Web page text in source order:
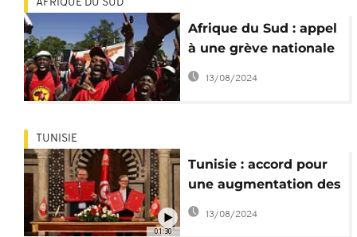
AFRIQUE DU SUD
Afrique du Sud : appel
à une grève nationale
pour les salaires
13/08/2024
01:30
TUNISIE
Tunisie : accord pour
une augmentation des
salaires des
fonctionnaires
13/08/2024